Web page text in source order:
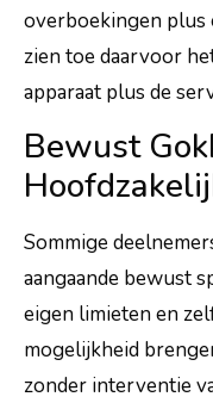
overboekingen plus
zien toe daarvoor
apparaat plus de
Bewust
Sommige
aangaande bewust
eigen limieten en
mogelijkheid
zonder interventie